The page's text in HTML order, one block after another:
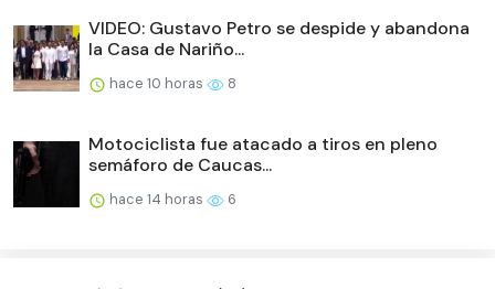
VIDEO: Gustavo Petro se despide y abandona
la Casa de Nariño...
hace 10 horas 8
Motociclista fue atacado a tiros en pleno
semáforo de Caucas...
hace 14 horas 6